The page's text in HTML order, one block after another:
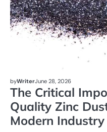
byWriterJune 28, 2026
The Critical
Quality Zinc
Modern Industry